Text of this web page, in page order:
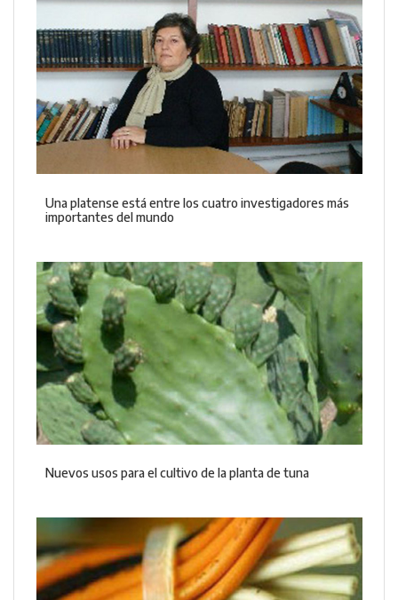
Una platense está entre los cuatro investigadores más
importantes del mundo
Nuevos usos para el cultivo de la planta de tuna